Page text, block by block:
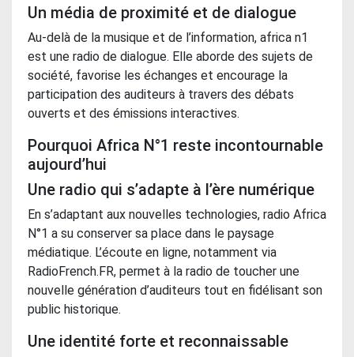
Un média de proximité et de dialogue
Au-delà de la musique et de l’information, africa n1
est une radio de dialogue. Elle aborde des sujets de
société, favorise les échanges et encourage la
participation des auditeurs à travers des débats
ouverts et des émissions interactives.
Pourquoi Africa N°1 reste incontournable
aujourd’hui
Une radio qui s’adapte à l’ère numérique
En s’adaptant aux nouvelles technologies, radio Africa
N°1 a su conserver sa place dans le paysage
médiatique. L’écoute en ligne, notamment via
RadioFrench.FR, permet à la radio de toucher une
nouvelle génération d’auditeurs tout en fidélisant son
public historique.
Une identité forte et reconnaissable